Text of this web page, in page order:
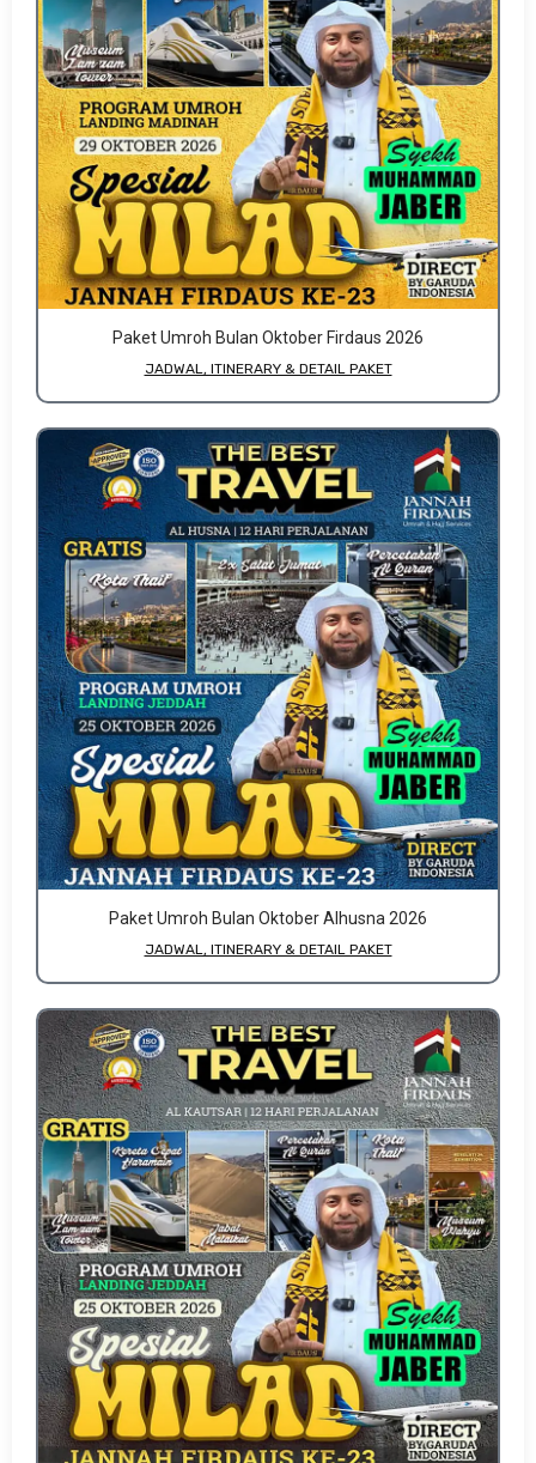
Paket Umroh Bulan Oktober Firdaus 2026
JADWAL, ITINERARY & DETAIL PAKET
Paket Umroh Bulan Oktober Alhusna 2026
JADWAL, ITINERARY & DETAIL PAKET